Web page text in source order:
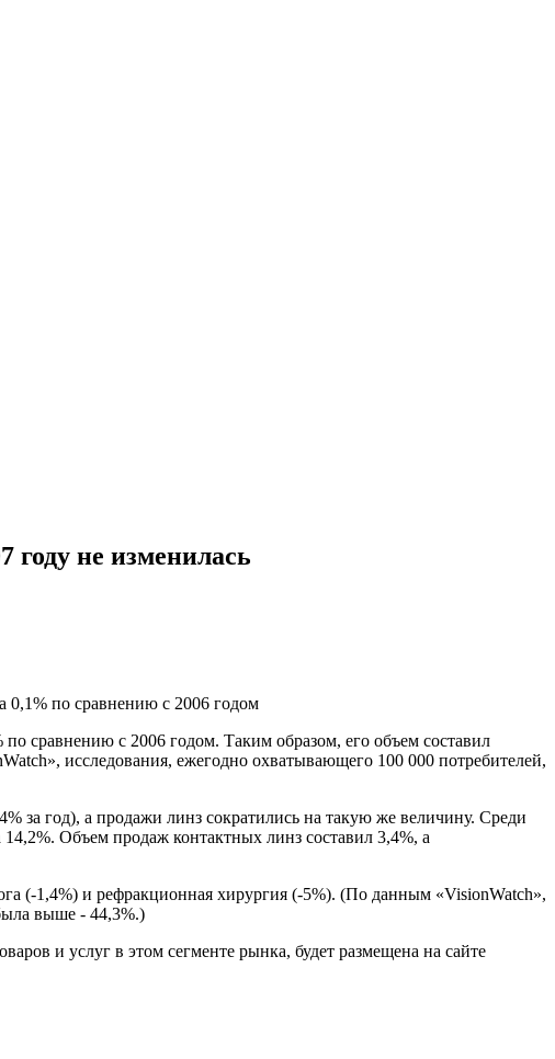
году не изменилась
0,1% по сравнению с 2006 годом
сравнению с 2006 годом. Таким образом, его объем составил
исследования, ежегодно охватывающего 100 000 потребителей,
за год), а продажи линз сократились на такую же величину. Среди
Объем продаж контактных линз составил 3,4%, а
(-1,4%) и рефракционная хирургия (-5%). (По данным «VisionWatch»,
выше - 44,3%.)
и услуг в этом сегменте рынка, будет размещена на сайте